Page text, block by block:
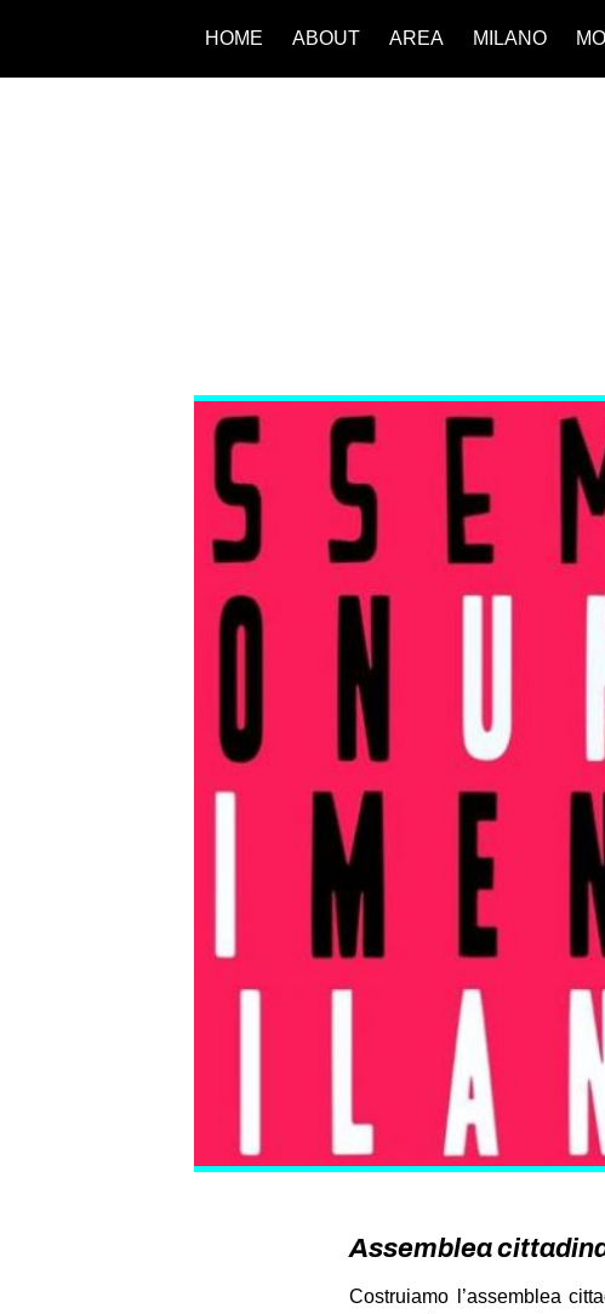
HOME ABOUT AREA MILANO
Assemblea
Costruiamo l’assemblea